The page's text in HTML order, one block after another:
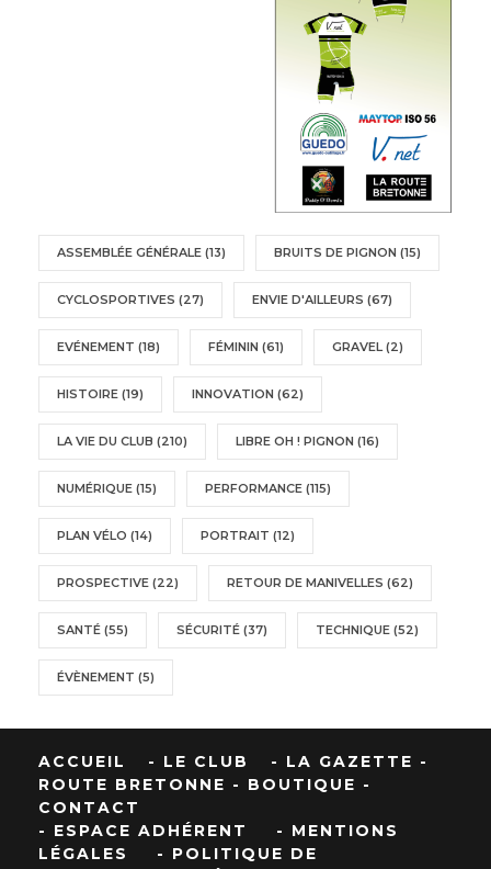
ASSEMBLÉE GÉNÉRALE (13) BRUITS DE PIGNON (15)
CYCLOSPORTIVES (27) ENVIE D'AILLEURS (67)
EVÉNEMENT (18) FÉMININ (61) GRAVEL (2)
HISTOIRE (19) INNOVATION (62)
LA VIE DU CLUB (210) LIBRE OH ! PIGNON (16)
NUMÉRIQUE (15) PERFORMANCE (115)
PLAN VÉLO (14) PORTRAIT (12)
PROSPECTIVE (22) RETOUR DE MANIVELLES (62)
SANTÉ (55) SÉCURITÉ (37) TECHNIQUE (52)
ÉVÈNEMENT (5)
ACCUEIL - LE CLUB - LA GAZETTE -
ROUTE BRETONNE - BOUTIQUE -
CONTACT
- ESPACE ADHÉRENT
- MENTIONS
LÉGALES
- POLITIQUE DE